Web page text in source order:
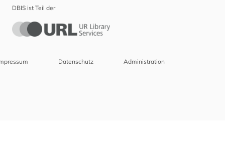
DBIS ist Teil der
Datenschutz Administration